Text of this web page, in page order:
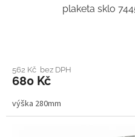
plaketa sklo
562 Kč bez DPH
680 Kč
výška 280mm